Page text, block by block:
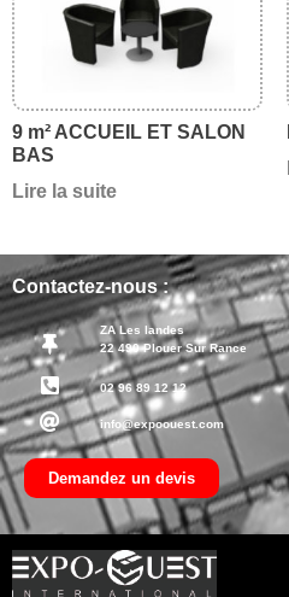
9 m² ACCUEIL ET SALON
BAS
Lire la suite
Contactez-nous :
ZA Les landes
22 490 Plouer Sur Rance
02 96 89 12 12
info@expoouest.com
Demandez un devis